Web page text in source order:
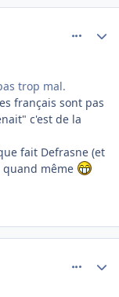
trop mal.
français sont pas
c'est de la
fait Defrasne (et
quand même